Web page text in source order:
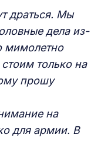
драться. Мы
дела из-
мимолетно
только на
прошу
на
для армии. В